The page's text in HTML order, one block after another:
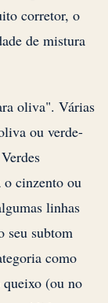
corretor, o
de mistura
oliva". Várias
ou verde-
o cinzento ou
linhas
seu subtom
como
(ou no